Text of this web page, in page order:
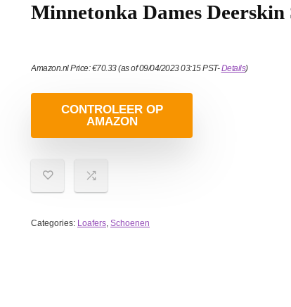
Minnetonka Dames Deerskin
Amazon.nl Price:€70.33(as of 09/04/2023 03:15 PST-Details)
CONTROLEER OP
AMAZON
Categories: Loafers, Schoenen